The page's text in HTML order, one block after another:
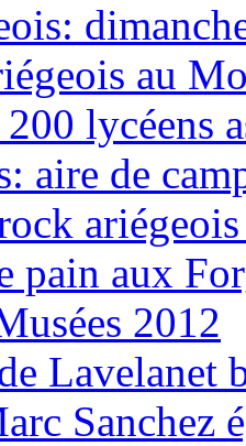
au
lycéens
aire de
ariégeois
pain aux
2012
Lavelanet
Sanchez